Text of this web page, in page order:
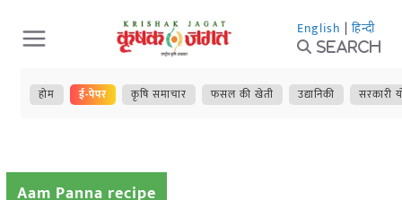
Skip
to
content
English | हिन्दी
Search
होम ई-पेपर कृषि समाचार फसल की खेती उद्यानिकी सरकारी
Aam Panna recipe